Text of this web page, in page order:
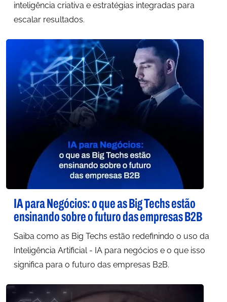
inteligência criativa e estratégias integradas para
escalar resultados.
IA para Negócios: o que as Big Techs estão
ensinando sobre o futuro das empresas B2B
Saiba como as Big Techs estão redefinindo o uso da
Inteligência Artificial - IA para negócios e o que isso
significa para o futuro das empresas B2B.